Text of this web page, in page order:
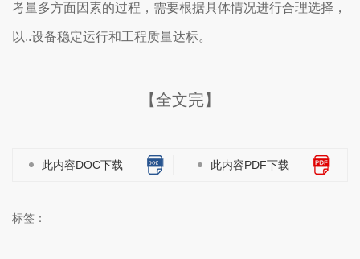
考量多方面因素的过程，需要根据具体情况进行合理选择，
以..设备稳定运行和工程质量达标。
【全文完】
此内容DOC下载 此内容PDF下载
标签：